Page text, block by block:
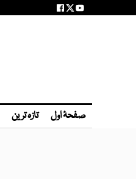
صفحۂ اول تازہ ترین